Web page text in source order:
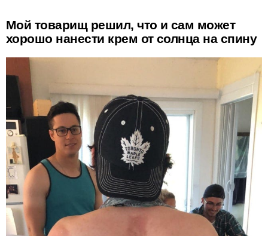
Мой товарищ решил, что и сам может
хорошо нанести крем от солнца на спину